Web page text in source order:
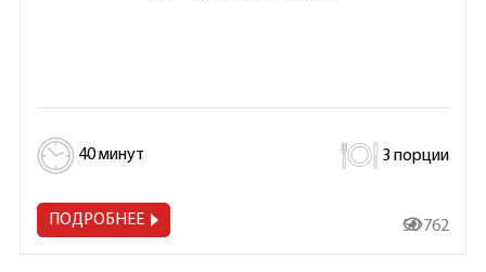
40 минут 3 порции
ПОДРОБНЕЕ 50 762